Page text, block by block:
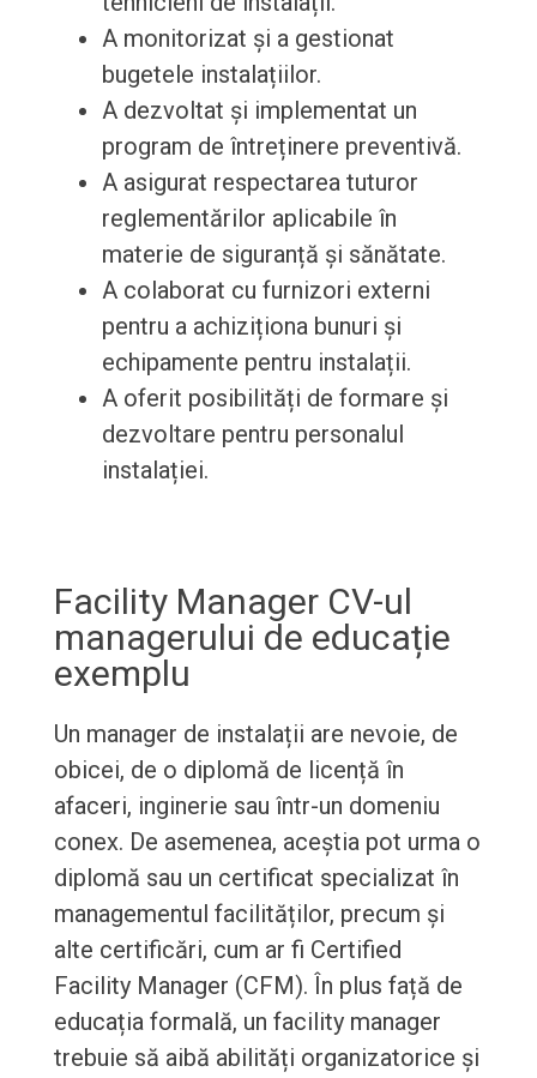
A monitorizat și a gestionat
bugetele instalațiilor.
A dezvoltat și implementat un
program de întreținere preventivă.
A asigurat respectarea tuturor
reglementărilor aplicabile în
materie de siguranță și sănătate.
A colaborat cu furnizori externi
pentru a achiziționa bunuri și
echipamente pentru instalații.
A oferit posibilități de formare și
dezvoltare pentru personalul
instalației.
Facility Manager CV-ul
managerului de educație
exemplu
Un manager de instalații are nevoie, de
obicei, de o diplomă de licență în
afaceri, inginerie sau într-un domeniu
conex. De asemenea, aceștia pot urma o
diplomă sau un certificat specializat în
managementul facilităților, precum și
alte certificări, cum ar fi Certified
Facility Manager (CFM). În plus față de
educația formală, un facility manager
trebuie să aibă abilități organizatorice și